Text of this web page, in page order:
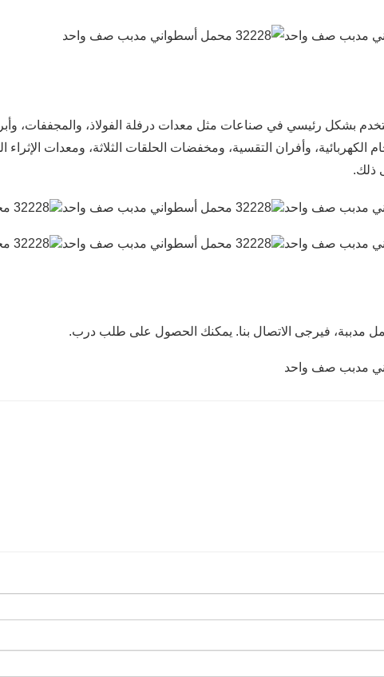
بشكل رئيسي في صناعات مثل معدات درفلة الفولاذ، والمجففات،
الكهربائية، وأفران التقسية، ومخفضات الحلقات الثلاثة، ومعدات
ذلك.